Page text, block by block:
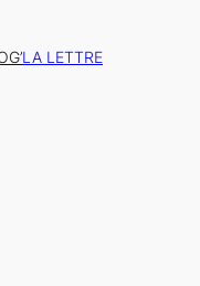
LA LETTRE